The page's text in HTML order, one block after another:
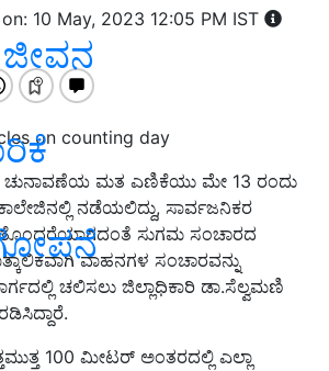
10 May, 2023 12:05 PM IST
on counting day
ಚುನಾವಣೆಯ ಮತ ಎಣಿಕೆಯು ಮೇ 13 ರಂದು
ನಡೆಯಲಿದ್ದು, ಸಾರ್ವಜನಿಕರ
ತೊಂದರೆಯಾಗದಂತೆ ಸುಗಮ ಸಂಚಾರದ
ವಾಹನಗಳ ಸಂಚಾರವನ್ನು
ಚಲಿಸಲು ಜಿಲ್ಲಾಧಿಕಾರಿ ಡಾ.ಸೆಲ್ವಮಣಿ
100 ಮೀಟರ್ ಅಂತರದಲ್ಲಿ ಎಲ್ಲಾ